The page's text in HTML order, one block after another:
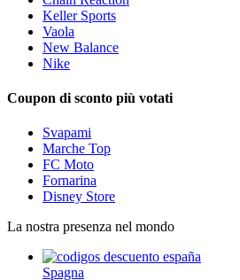
Keller Sports
Vaola
New Balance
Nike
Coupon di sconto più votati
Svapami
Marche Top
FC Moto
Fornarina
Disney Store
La nostra presenza nel mondo
Spagna